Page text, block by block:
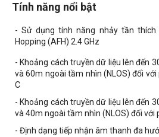
Tính năng nổi bật
- Sử dụng tính năng nhảy tần thích
Hopping (AFH) 2.4 GHz
- Khoảng cách truyền dữ liệu lên đến
và 60m ngoài tầm nhìn (NLOS) đối
C
- Khoảng cách truyền dữ liệu lên đến
và 40m ngoài tầm nhìn (NLOS) đối với
- Định dạng tiếp nhận âm thanh đa